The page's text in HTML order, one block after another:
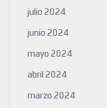
julio 2024
junio 2024
mayo 2024
abril 2024
marzo 2024